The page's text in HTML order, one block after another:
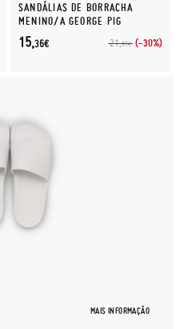
SANDÁLIAS DE BORRACHA
MENINO/A GEORGE PIG
21,95€ (-30%)
15,36€
MAIS INFORMAÇÃO